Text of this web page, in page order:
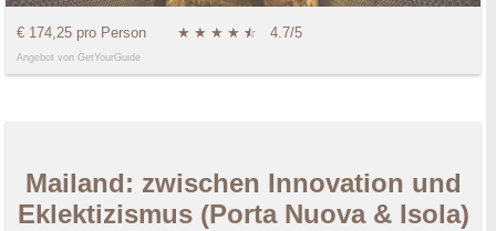
€ 174,25 pro Person ★ ★ ★ ★ ★
☆ 4.7/5
Angebot von GetYourGuide
Mailand: zwischen Innovation und
Eklektizismus (Porta Nuova & Isola)